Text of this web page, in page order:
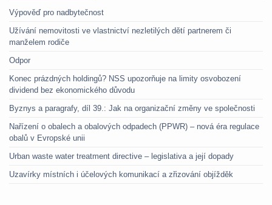
Výpověď pro nadbytečnost
Užívání nemovitosti ve vlastnictví nezletilých dětí partnerem či
manželem rodiče
Odpor
Konec prázdných holdingů? NSS upozorňuje na limity osvobození
dividend bez ekonomického důvodu
Byznys a paragrafy, díl 39.: Jak na organizační změny ve společnosti
Nařízení o obalech a obalových odpadech (PPWR) – nová éra regulace
obalů v Evropské unii
Urban waste water treatment directive – legislativa a její dopady
Uzavírky místních i účelových komunikací a zřizování objížděk